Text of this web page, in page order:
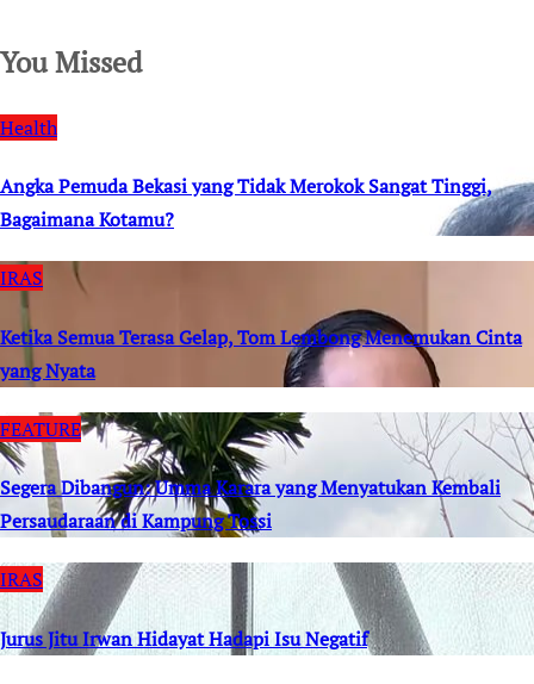
You Missed
Health
Angka Pemuda Bekasi yang Tidak Merokok Sangat Tinggi,
Bagaimana Kotamu?
IRAS
Ketika Semua Terasa Gelap, Tom Lembong Menemukan Cinta
yang Nyata
FEATURE
Segera Dibangun: Umma Karara yang Menyatukan Kembali
Persaudaraan di Kampung Tossi
IRAS
Jurus Jitu Irwan Hidayat Hadapi Isu Negatif